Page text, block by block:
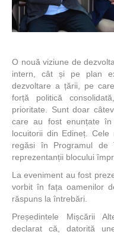
O nouă viziune de
intern, cât și pe plan
dezvoltare a țării, pe
forță politică
prioritate. Sunt doar
care au fost enunțate în
locuitorii din Edineț.
regăsi în Programul de
reprezentanții blocului
La eveniment au fost
vorbit în fața oamenilor
răspuns la întrebări.
Președintele Mișcării
declarat că, datorită